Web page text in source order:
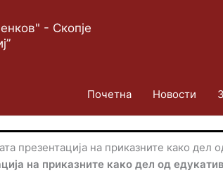
- Скопје
Почетна Новости
презентација на приказните како дел
на приказните како дел од